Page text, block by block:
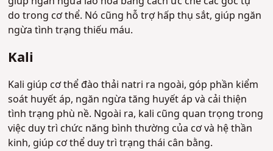
do trong cơ thể. Nó cũng hỗ trợ hấp thụ sắt, giúp ngăn
ngừa tình trạng thiếu máu.
Kali
Kali giúp cơ thể đào thải natri ra ngoài, góp phần kiểm
soát huyết áp, ngăn ngừa tăng huyết áp và cải thiện
tình trạng phù nề. Ngoài ra, kali cũng quan trọng trong
việc duy trì chức năng bình thường của cơ và hệ thần
kinh, giúp cơ thể duy trì trạng thái cân bằng.